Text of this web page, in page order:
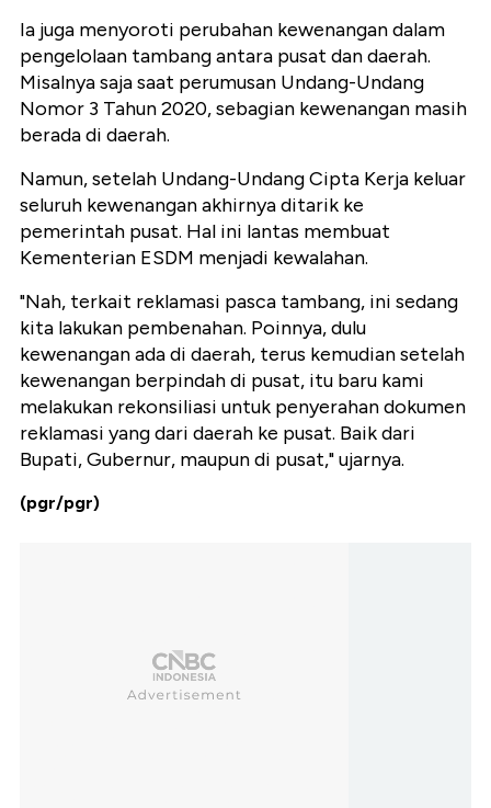
Ia juga menyoroti perubahan kewenangan dalam
pengelolaan tambang antara pusat dan daerah.
Misalnya saja saat perumusan Undang-Undang
Nomor 3 Tahun 2020, sebagian kewenangan masih
berada di daerah.
Namun, setelah Undang-Undang Cipta Kerja keluar
seluruh kewenangan akhirnya ditarik ke
pemerintah pusat. Hal ini lantas membuat
Kementerian ESDM menjadi kewalahan.
"Nah, terkait reklamasi pasca tambang, ini sedang
kita lakukan pembenahan. Poinnya, dulu
kewenangan ada di daerah, terus kemudian setelah
kewenangan berpindah di pusat, itu baru kami
melakukan rekonsiliasi untuk penyerahan dokumen
reklamasi yang dari daerah ke pusat. Baik dari
Bupati, Gubernur, maupun di pusat," ujarnya.
(pgr/pgr)